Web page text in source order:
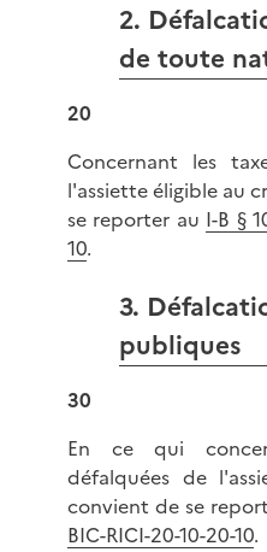
2.
de toute
20
Concernant les
l'assiette éligible au
se reporter au I-B §
10.
3.
publiques
30
En ce qui
défalquées de
convient de se
BIC-RICI-20-10-20-10.